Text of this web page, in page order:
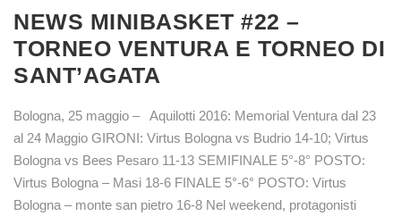
NEWS MINIBASKET #22 –
TORNEO VENTURA E TORNEO DI
SANT’AGATA
Bologna, 25 maggio – Aquilotti 2016: Memorial Ventura dal 23
al 24 Maggio GIRONI: Virtus Bologna vs Budrio 14-10; Virtus
Bologna vs Bees Pesaro 11-13 SEMIFINALE 5°-8° POSTO:
Virtus Bologna – Masi 18-6 FINALE 5°-6° POSTO: Virtus
Bologna – monte san pietro 16-8 Nel weekend, protagonisti